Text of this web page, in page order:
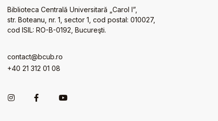
Biblioteca Centrală Universitară „Carol I”,
str. Boteanu, nr. 1, sector 1, cod postal: 010027,
cod ISIL: RO-B-0192, Bucureşti.
contact@bcub.ro
+40 21 312 01 08